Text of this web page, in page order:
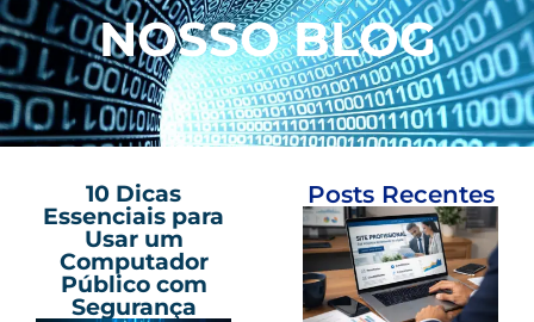
NOSSO BLOG
10 Dicas
Essenciais para
Usar um
Computador
Público com
Segurança
Posts Recentes